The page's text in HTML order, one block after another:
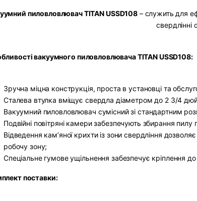
пиловловлювач TITAN USSD108– служить для
свердлінні
вакуумного пиловловлювача TITAN USSD108:
Зручна міцна конструкція, проста в установці та
Сталева втулка вміщує свердла діаметром до 2 3/4
Вакуумний пиловловлювач сумісний зі стандартним
Подвійні повітряні камери забезпечують збирання пилу
Відведення кам’яної крихти із зони свердління
робочу зону;
Спеціальне гумове ущільнення забезпечує кріплення
поставки: